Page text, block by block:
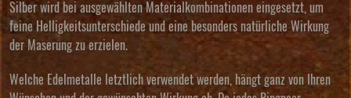
Silber wird bei ausgewählten Materialkombinationen eingesetzt, um
feine Helligkeitsunterschiede und eine besonders natürliche Wirkung
der Maserung zu erzielen.
Welche Edelmetalle letztlich verwendet werden, hängt ganz von Ihren